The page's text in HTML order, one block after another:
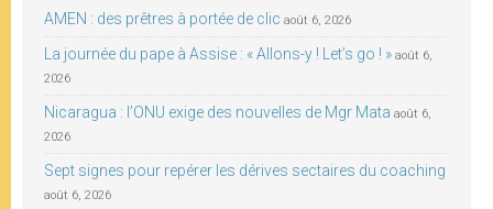
AMEN : des prêtres à portée de clic août 6, 2026
La journée du pape à Assise : « Allons-y ! Let’s go ! » août 6,
2026
Nicaragua : l’ONU exige des nouvelles de Mgr Mata août 6,
2026
Sept signes pour repérer les dérives sectaires du coaching
août 6, 2026